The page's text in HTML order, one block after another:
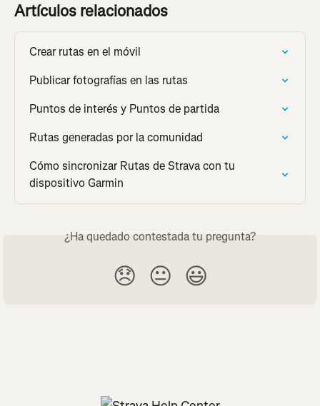
Artículos relacionados
Crear rutas en el móvil
Publicar fotografías en las rutas
Puntos de interés y Puntos de partida
Rutas generadas por la comunidad
Cómo sincronizar Rutas de Strava con tu
dispositivo Garmin
¿Ha quedado contestada tu pregunta?
😞 😐 😃